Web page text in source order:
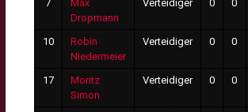
7
Max
Dropmann
Verteidiger 0 0
10
Robin
Niedermeier
Verteidiger 0 0
17
Moritz
Simon
Verteidiger 0 0